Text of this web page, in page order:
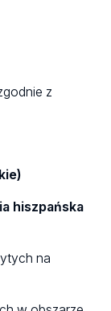
z
hiszpańska
na